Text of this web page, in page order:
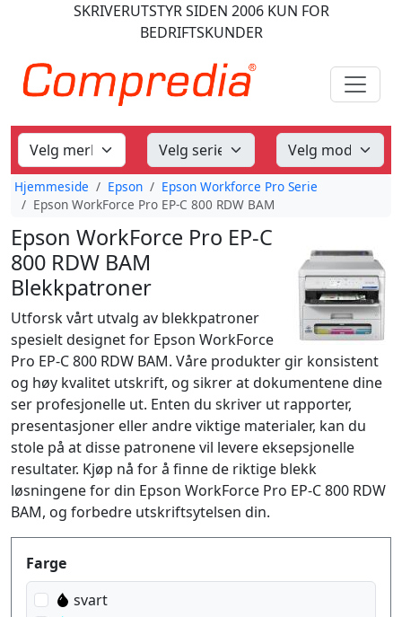
SKRIVERUTSTYRSIDEN 2006KUN FOR
BEDRIFTSKUNDER
Hjemmeside Epson
Epson Workforce Pro Serie
Epson WorkForce Pro EP-C 800 RDW BAM
Epson WorkForce Pro EP-C
800 RDW BAM
Blekkpatroner
Utforsk vårt utvalg av blekkpatroner
spesielt designet for Epson WorkForce
Pro EP-C 800 RDW BAM. Våre produkter gir konsistent
og høy kvalitet utskrift, og sikrer at dokumentene dine
ser profesjonelle ut. Enten du skriver ut rapporter,
presentasjoner eller andre viktige materialer, kan du
stole på at disse patronene vil levere eksepsjonelle
resultater. Kjøp nå for å finne de riktige blekk
løsningene for din Epson WorkForce Pro EP-C 800 RDW
BAM, og forbedre utskriftsytelsen din.
Produktfilter
Farge
svart